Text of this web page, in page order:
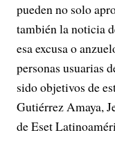
pueden no solo
también la noticia
esa excusa o
personas usuarias
sido objetivos de
Gutiérrez Amaya,
de Eset